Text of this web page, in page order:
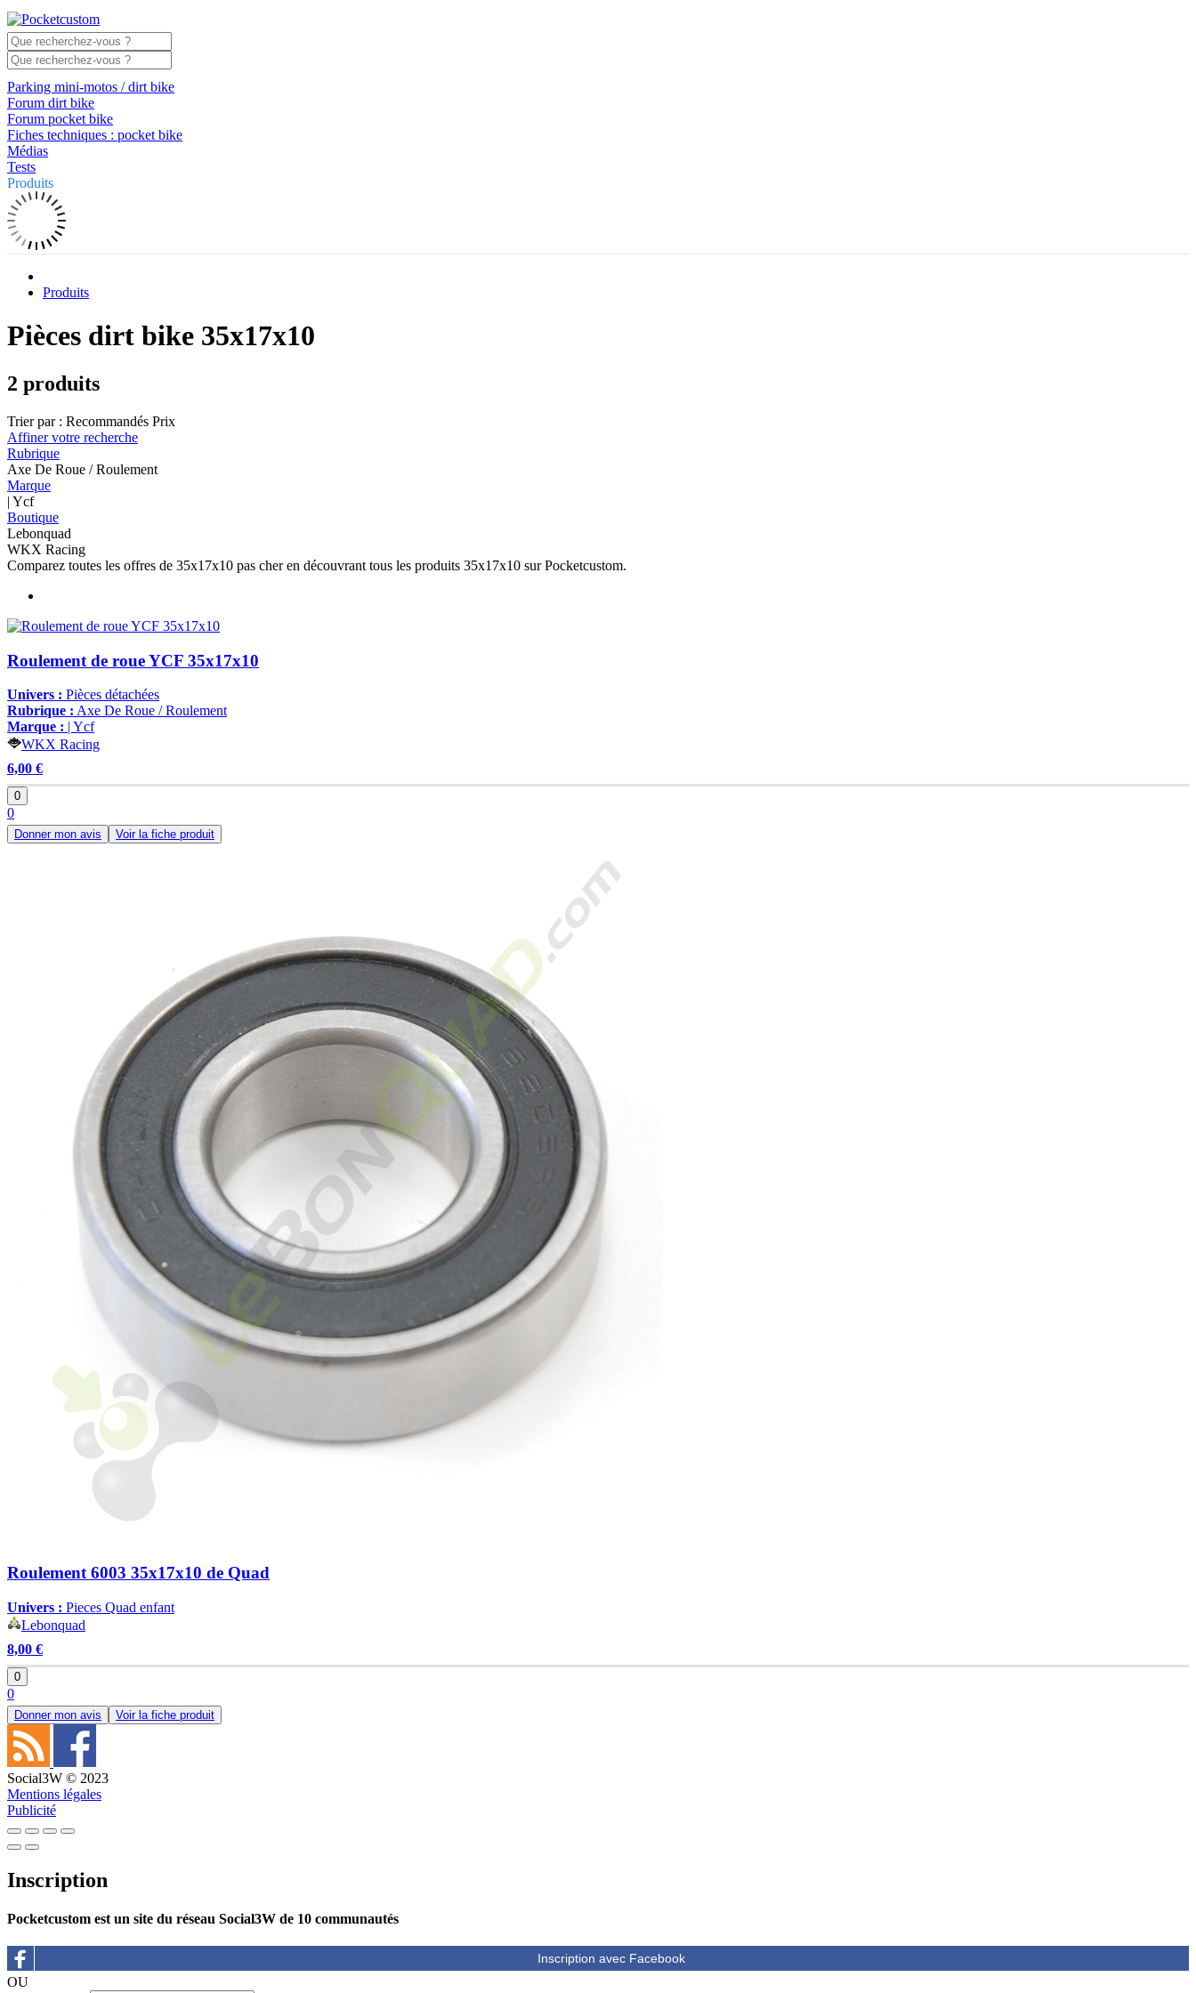
Parking mini-motos / dirt bike
Forum dirt bike
Forum pocket bike
Fiches techniques : pocket bike
Médias
Tests
Produits
Produits
Pièces dirt bike 35x17x10
2 produits
Trier par : Recommandés Prix
Affiner votre recherche
Rubrique
Axe De Roue / Roulement
Marque
| Ycf
Boutique
Lebonquad
WKX Racing
Comparez toutes les offres de 35x17x10 pas cher en découvrant tous les produits 35x17x10 sur Pocketcustom.
Roulement de roue YCF 35x17x10
Univers : Pièces détachées
Rubrique : Axe De Roue / Roulement
Marque : | Ycf
WKX Racing
6,00 €
0
0
Donner mon avis Voir la fiche produit
Roulement 6003 35x17x10 de Quad
Univers : Pieces Quad enfant
Lebonquad
8,00 €
0
0
Donner mon avis Voir la fiche produit
Social3W © 2023
Mentions légales
Publicité
Inscription
Pocketcustom est un site du réseau Social3W de 10 communautés
OU